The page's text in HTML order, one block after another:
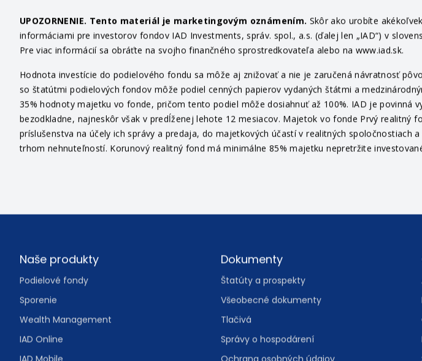
UPOZORNENIE. Tento materiál je marketingovým oznámením. Skôr ako urobíte
informáciami pre investorov fondov IAD Investments, správ. spol., a.s. (ďalej len „IAD“) v
Pre viac informácií sa obráťte na svojho finančného sprostredkovateľa alebo na www.iad.sk.
Hodnota investície do podielového fondu sa môže aj znižovať a nie je zaručená návratnosť
so štatútmi podielových fondov môže podiel cenných papierov vydaných štátmi a
35% hodnoty majetku vo fonde, pričom tento podiel môže dosiahnuť až 100%. IAD je
bezodkladne, najneskôr však v predĺženej lehote 12 mesiacov. Majetok vo fonde Prvý
príslušenstva na účely ich správy a predaja, do majetkových účastí v realitných
trhom nehnuteľností. Korunový realitný fond má minimálne 85% majetku nepretržite
Footer
Naše produkty
Podielové fondy
Sporenie
Wealth Management
IAD Online
Dokumenty
Štatúty a prospekty
Všeobecné dokumenty
Tlačivá
Správy o hospodárení